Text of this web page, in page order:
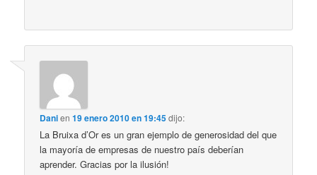
Danien19 enero 2010 en 19:45dijo:
La Bruixa d’Or es un gran ejemplo de generosidad del que
la mayoría de empresas de nuestro país deberían
aprender. Gracias por la ilusión!